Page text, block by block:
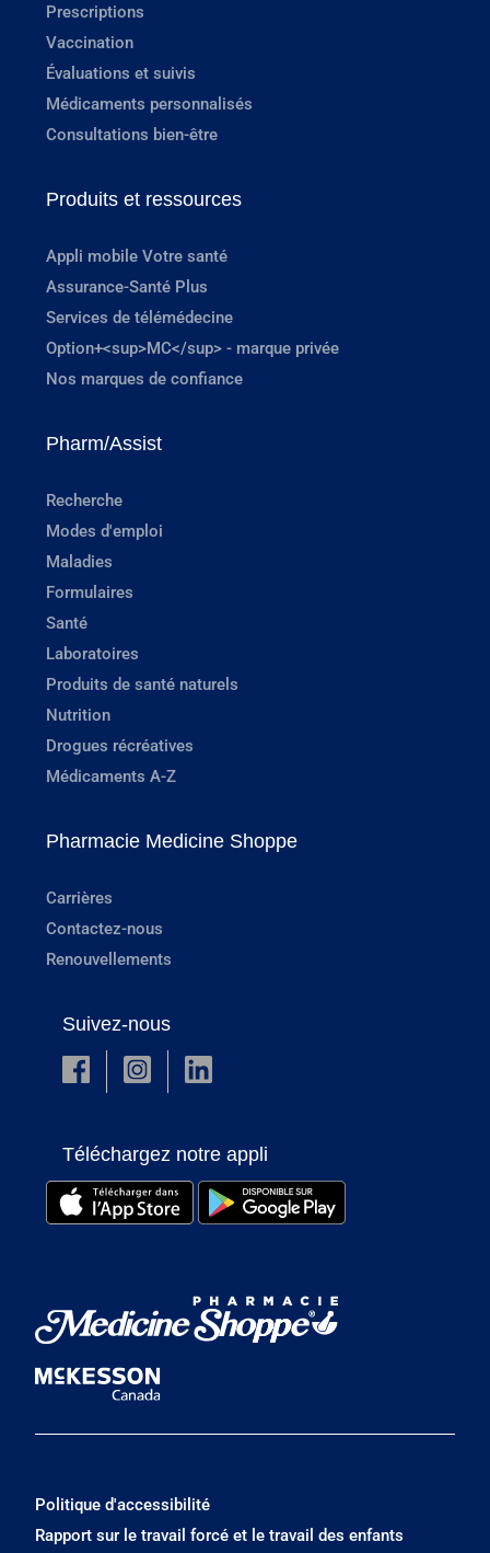
Prescriptions
Vaccination
Évaluations et suivis
Médicaments personnalisés
Consultations bien-être
Produits et ressources
Appli mobile Votre santé
Assurance-Santé Plus
Services de télémédecine
Option+<sup>MC</sup> - marque privée
Nos marques de confiance
Pharm/Assist
Recherche
Modes d'emploi
Maladies
Formulaires
Santé
Laboratoires
Produits de santé naturels
Nutrition
Drogues récréatives
Médicaments A-Z
Pharmacie Medicine Shoppe
Carrières
Contactez-nous
Renouvellements
Suivez-nous
Téléchargez notre appli
Politique d'accessibilité
Rapport sur le travail forcé et le travail des enfants